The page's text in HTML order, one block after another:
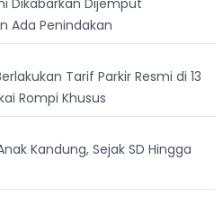
Ada Penindakan
Tarif Parkir Resmi di 13
Rompi Khusus
Kandung, Sejak SD Hingga